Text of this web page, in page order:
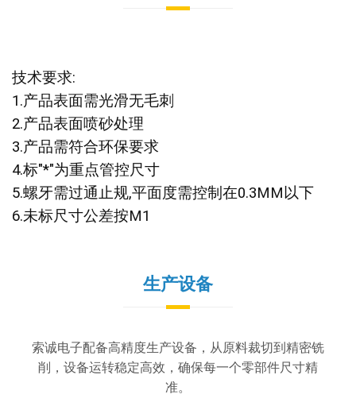
技术要求:
1.产品表面需光滑无毛刺
2.产品表面喷砂处理
3.产品需符合环保要求
4.标"*"为重点管控尺寸
5.螺牙需过通止规,平面度需控制在0.3MM以下
6.未标尺寸公差按M1
生产设备
索诚电子配备高精度生产设备，从原料裁切到精密铣
削，设备运转稳定高效，确保每一个零部件尺寸精
准。